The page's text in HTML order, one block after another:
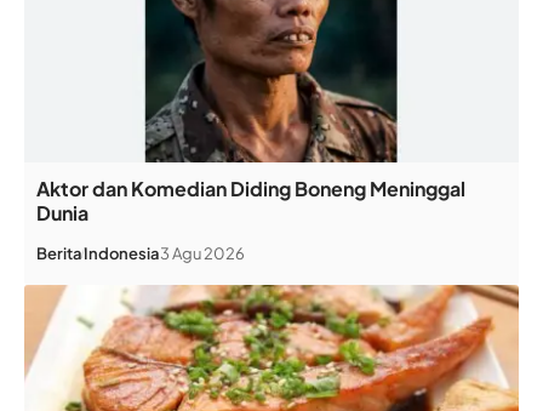
Aktor dan Komedian Diding Boneng Meninggal
Dunia
BeritaIndonesia3 Agu 2026